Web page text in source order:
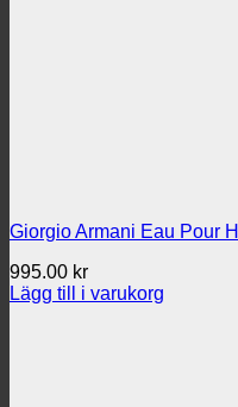
Giorgio Armani Eau Pour
995.00 kr
Lägg till i varukorg